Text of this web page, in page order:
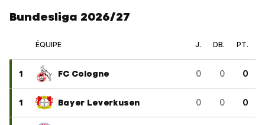
Bundesliga 2026/27
ÉQUIPE J. DB. PT.
1 FC Cologne 0 0 0
1 Bayer Leverkusen 0 0 0